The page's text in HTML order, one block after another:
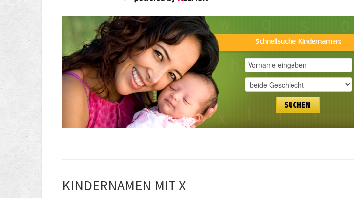
Schnellsuche Kindernamen:
KINDERNAMEN MIT X